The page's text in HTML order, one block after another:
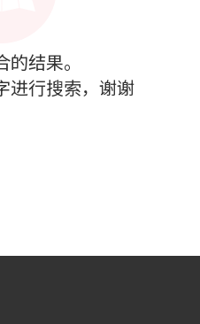
结果。
进行搜索，谢谢